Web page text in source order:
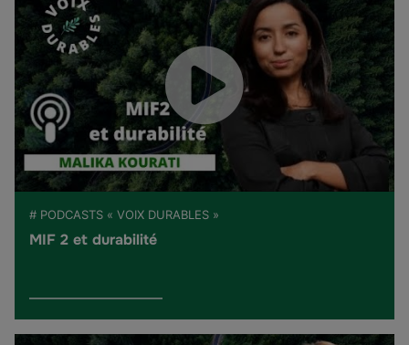
# PODCASTS « VOIX DURABLES »
MIF 2 et durabilité